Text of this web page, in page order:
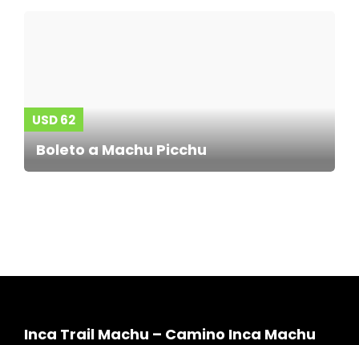
USD 62
Boleto a Machu Picchu
Inca Trail Machu – Camino Inca Machu